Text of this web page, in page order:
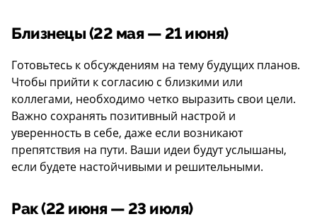
Близнецы (22 мая — 21 июня)
Готовьтесь к обсуждениям на тему будущих планов.
Чтобы прийти к согласию с близкими или
коллегами, необходимо четко выразить свои цели.
Важно сохранять позитивный настрой и
уверенность в себе, даже если возникают
препятствия на пути. Ваши идеи будут услышаны,
если будете настойчивыми и решительными.
Рак (22 июня — 23 июля)